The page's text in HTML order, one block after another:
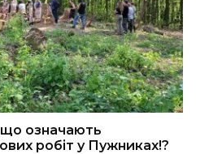
що означають
робіт у Пужниках!?